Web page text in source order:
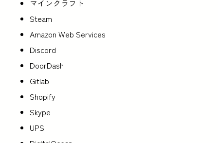
マインクラフト
Steam
Amazon Web Services
Discord
DoorDash
Gitlab
Shopify
Skype
UPS